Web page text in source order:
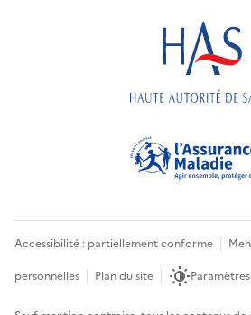
Accessibilité : partiellement conforme
personnelles
Plan du site